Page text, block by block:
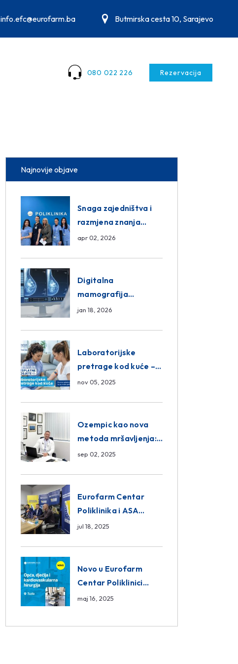
info.efc@eurofarm.ba Butmirska cesta 10, Sarajevo
080 022 226 Rezervacija
Najnovije objave
Snaga zajedništva i
razmjena znanja
unutar ASA Medical
apr 02, 2026
Digitalna
mamografija
Sarajevo – Pregled
jan 18, 2026
Laboratorijske
pretrage kod kuće –
novo u Eurofam
nov 05, 2025
Ozempic kao nova
metoda mršavljenja:
da ili ne?
sep 02, 2025
Eurofarm Centar
Poliklinika i ASA
CENTRAL osiguranje
BiH
jul 18, 2025
Novo u Eurofarm
Centar Poliklinici
Tuzla – opća, dječija i
hirurgija
maj 16, 2025